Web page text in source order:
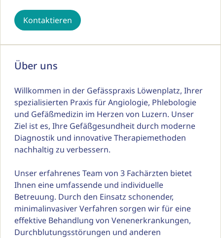
Kontaktieren
Über uns
Willkommen in der Gefässpraxis Löwenplatz, Ihrer
spezialisierten Praxis für Angiologie, Phlebologie
und Gefäßmedizin im Herzen von Luzern. Unser
Ziel ist es, Ihre Gefäßgesundheit durch moderne
Diagnostik und innovative Therapiemethoden
nachhaltig zu verbessern.
Unser erfahrenes Team von 3 Fachärzten bietet
Ihnen eine umfassende und individuelle
Betreuung. Durch den Einsatz schonender,
minimalinvasiver Verfahren sorgen wir für eine
effektive Behandlung von Venenerkrankungen,
Durchblutungsstörungen und anderen